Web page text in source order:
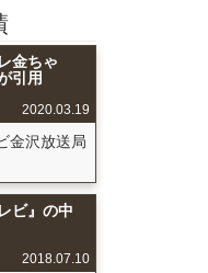
金ちゃ
引用
2020.03.19
金沢放送局
ビ』の中
2018.07.10